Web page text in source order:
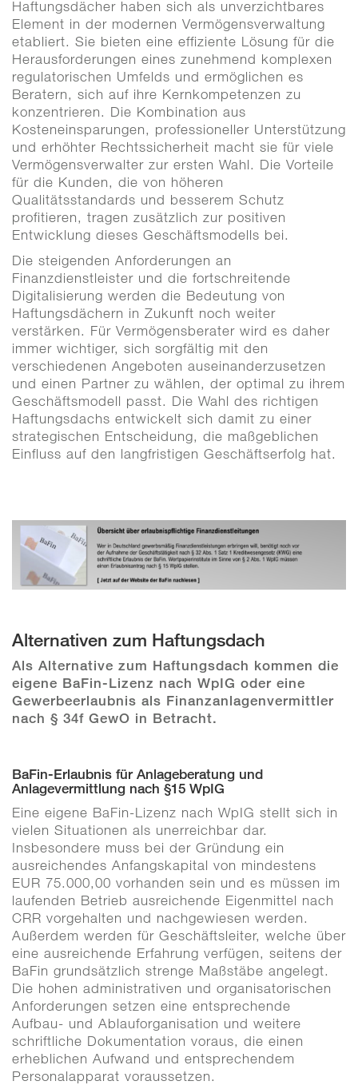
Haftungsdächer haben sich als unverzichtbares
Element in der modernen Vermögensverwaltung
etabliert. Sie bieten eine effiziente Lösung für die
Herausforderungen eines zunehmend komplexen
regulatorischen Umfelds und ermöglichen es
Beratern, sich auf ihre Kernkompetenzen zu
konzentrieren. Die Kombination aus
Kosteneinsparungen, professioneller Unterstützung
und erhöhter Rechtssicherheit macht sie für viele
Vermögensverwalter zur ersten Wahl. Die Vorteile
für die Kunden, die von höheren
Qualitätsstandards und besserem Schutz
profitieren, tragen zusätzlich zur positiven
Entwicklung dieses Geschäftsmodells bei.
Die steigenden Anforderungen an
Finanzdienstleister und die fortschreitende
Digitalisierung werden die Bedeutung von
Haftungsdächern in Zukunft noch weiter
verstärken. Für Vermögensberater wird es daher
immer wichtiger, sich sorgfältig mit den
verschiedenen Angeboten auseinanderzusetzen
und einen Partner zu wählen, der optimal zu ihrem
Geschäftsmodell passt. Die Wahl des richtigen
Haftungsdachs entwickelt sich damit zu einer
strategischen Entscheidung, die maßgeblichen
Einfluss auf den langfristigen Geschäftserfolg hat.
Alternativen zum Haftungsdach
Als Alternative zum Haftungsdach kommen die
eigene BaFin-Lizenz nach WpIG oder eine
Gewerbeerlaubnis als Finanzanlagenvermittler
nach § 34f GewO in Betracht.
BaFin-Erlaubnis für Anlageberatung und
Anlagevermittlung nach §15 WpIG
Eine eigene BaFin-Lizenz nach WpIG stellt sich in
vielen Situationen als unerreichbar dar.
Insbesondere muss bei der Gründung ein
ausreichendes Anfangskapital von mindestens
EUR 75.000,00 vorhanden sein und es müssen im
laufenden Betrieb ausreichende Eigenmittel nach
CRR vorgehalten und nachgewiesen werden.
Außerdem werden für Geschäftsleiter, welche über
eine ausreichende Erfahrung verfügen, seitens der
BaFin grundsätzlich strenge Maßstäbe angelegt.
Die hohen administrativen und organisatorischen
Anforderungen setzen eine entsprechende
Aufbau- und Ablauforganisation und weitere
schriftliche Dokumentation voraus, die einen
erheblichen Aufwand und entsprechendem
Personalapparat voraussetzen.